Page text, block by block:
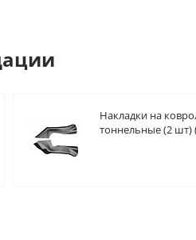
Накладки на
тоннельные (2 шт)